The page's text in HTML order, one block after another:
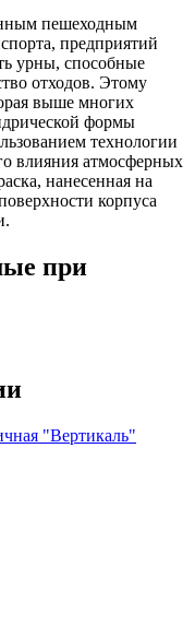
пешеходным
предприятий
урны, способные
отходов. Этому
выше многих
формы
технологии
влияния атмосферных
нанесенная на
корпуса
при
"Вертикаль"